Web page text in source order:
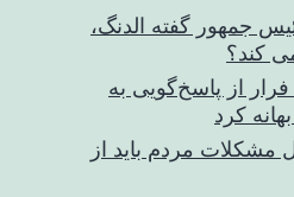
جمهور گفته الدنگ،
کند؟
فرار از پاسخ‌گویی به
کرد
مشکلات مردم باید از